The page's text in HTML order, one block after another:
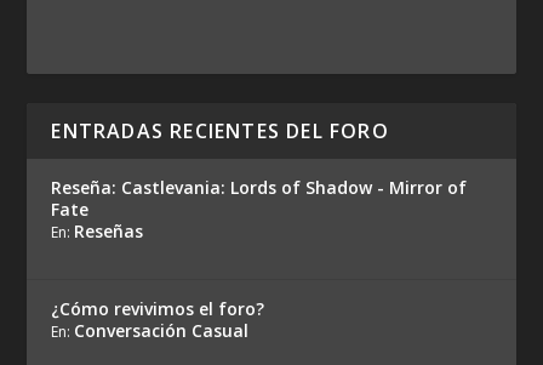
ENTRADAS RECIENTES DEL FORO
Reseña: Castlevania: Lords of Shadow - Mirror of
Fate
En: Reseñas
¿Cómo revivimos el foro?
En: Conversación Casual